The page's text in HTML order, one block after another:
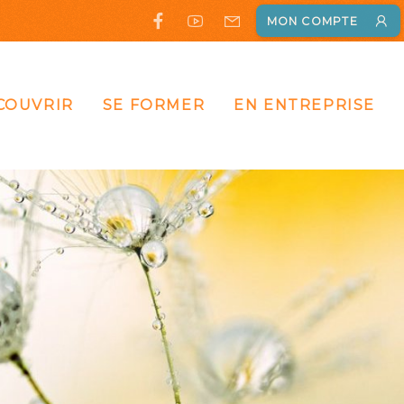
MON COMPTE
SE FORMER EN ENTREPRISE